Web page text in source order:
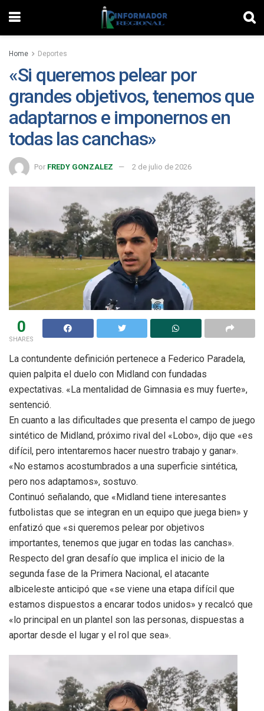
Home Deportes
«Si queremos pelear por
grandes objetivos, tenemos que
adaptarnos e imponernos en
todas las canchas»
Por FREDY GONZALEZ 2 de julio de 2026
0
SHARES
La contundente definición pertenece a Federico Paradela,
quien palpita el duelo con Midland con fundadas
expectativas. «La mentalidad de Gimnasia es muy fuerte»,
sentenció.
En cuanto a las dificultades que presenta el campo de juego
sintético de Midland, próximo rival del «Lobo», dijo que «es
difícil, pero intentaremos hacer nuestro trabajo y ganar».
«No estamos acostumbrados a una superficie sintética,
pero nos adaptamos», sostuvo.
Continuó señalando, que «Midland tiene interesantes
futbolistas que se integran en un equipo que juega bien» y
enfatizó que «si queremos pelear por objetivos
importantes, tenemos que jugar en todas las canchas».
Respecto del gran desafío que implica el inicio de la
segunda fase de la Primera Nacional, el atacante
albiceleste anticipó que «se viene una etapa difícil que
estamos dispuestos a encarar todos unidos» y recalcó que
«lo principal en un plantel son las personas, dispuestas a
aportar desde el lugar y el rol que sea».